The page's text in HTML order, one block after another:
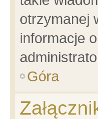
otrzymanej
informacje
Góra